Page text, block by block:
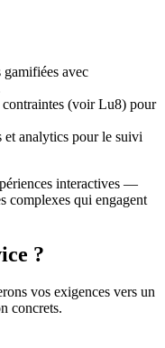
avec
contraintes (voir Lu8) pour
et analytics pour le suivi
interactives —
complexes qui engagent
?
vos exigences vers un
concrets.